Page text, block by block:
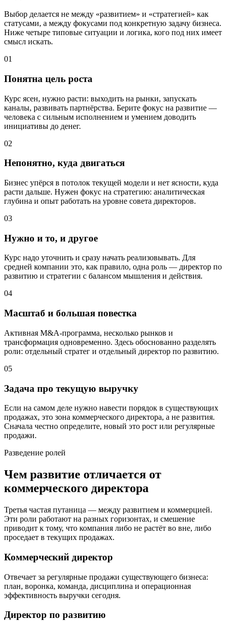
Выбор делается не между «развитием» и «стратегией» как
статусами, а между фокусами под конкретную задачу бизнеса.
Ниже четыре типовые ситуации и логика, кого под них имеет
смысл искать.
01
Понятна цель роста
Курс ясен, нужно расти: выходить на рынки, запускать
каналы, развивать партнёрства. Берите фокус на развитие —
человека с сильным исполнением и умением доводить
инициативы до денег.
02
Непонятно, куда двигаться
Бизнес упёрся в потолок текущей модели и нет ясности, куда
расти дальше. Нужен фокус на стратегию: аналитическая
глубина и опыт работать на уровне совета директоров.
03
Нужно и то, и другое
Курс надо уточнить и сразу начать реализовывать. Для
средней компании это, как правило, одна роль — директор по
развитию и стратегии с балансом мышления и действия.
04
Масштаб и большая повестка
Активная M&A-программа, несколько рынков и
трансформация одновременно. Здесь обоснованно разделять
роли: отдельный стратег и отдельный директор по развитию.
05
Задача про текущую выручку
Если на самом деле нужно навести порядок в существующих
продажах, это зона коммерческого директора, а не развития.
Сначала честно определите, новый это рост или регулярные
продажи.
Разведение ролей
Чем развитие отличается от
коммерческого директора
Третья частая путаница — между развитием и коммерцией.
Эти роли работают на разных горизонтах, и смешение
приводит к тому, что компания либо не растёт во вне, либо
проседает в текущих продажах.
Коммерческий директор
Отвечает за регулярные продажи существующего бизнеса:
план, воронка, команда, дисциплина и операционная
эффективность выручки сегодня.
Директор по развитию